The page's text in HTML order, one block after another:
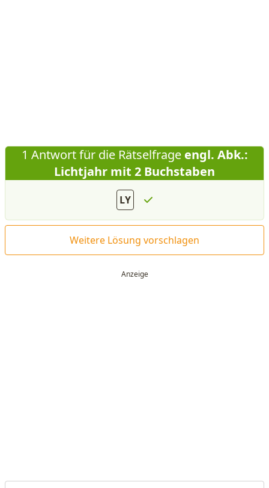
1 Antwort für die Rätselfrageengl. Abk.:
Lichtjahr mit 2 Buchstaben
LY
Weitere Lösung vorschlagen